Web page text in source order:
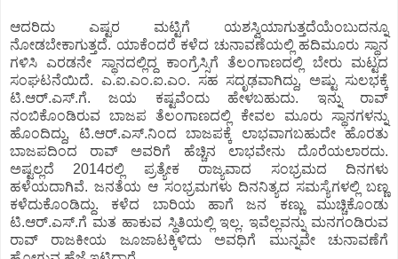
ಆದರಿದು ಎಷ್ಟರ ಮಟ್ಟಿಗೆ ಯಶಸ್ವಿಯಾಗುತ್ತದೆಯೆಂಬುದನ್ನೂ
ನೋಡಬೇಕಾಗುತ್ತದೆ. ಯಾಕೆಂದರೆ ಕಳೆದ ಚುನಾವಣೆಯಲ್ಲಿ ಹದಿಮೂರು ಸ್ಥಾನ
ಗಳಿಸಿ ಎರಡನೇ ಸ್ಥಾನದಲ್ಲಿದ್ದ ಕಾಂಗ್ರೆಸ್ಸಿಗೆ ತೆಲಂಗಾಣದಲ್ಲಿ ಬೇರು ಮಟ್ಟದ
ಸಂಘಟನೆಯಿದೆ. ಎ.ಐ.ಎಂ.ಐ.ಎಂ. ಸಹ ಸದೃಢವಾಗಿದ್ದು, ಅಷ್ಟು ಸುಲಭಕ್ಕೆ
ಟಿ.ಆರ್.ಎಸ್.ಗೆ. ಜಯ ಕಷ್ಟವೆಂದು ಹೇಳಬಹುದು. ಇನ್ನು ರಾವ್
ನಂಬಿಕೊಂಡಿರುವ ಬಾಜಪ ತೆಲಂಗಾಣದಲ್ಲಿ ಕೇವಲ ಮೂರು ಸ್ಥಾನಗಳನ್ನು
ಹೊಂದಿದ್ದು, ಟಿ.ಆರ್.ಎಸ್.ನಿಂದ ಬಾಜಪಕ್ಕೆ ಲಾಭವಾಗಬಹುದೇ ಹೊರತು
ಬಾಜಪದಿಂದ ರಾವ್ ಅವರಿಗೆ ಹೆಚ್ಚಿನ ಲಾಭವೇನು ದೊರೆಯಲಾರದು.
ಅಷ್ಟಲ್ಲದೆ 2014ರಲ್ಲಿ ಪ್ರತ್ಯೇಕ ರಾಜ್ಯವಾದ ಸಂಭ್ರಮದ ದಿನಗಳು
ಹಳೆಯದಾಗಿವೆ. ಜನತೆಯ ಆ ಸಂಭ್ರಮಗಳು ದಿನನಿತ್ಯದ ಸಮಸ್ಯೆಗಳಲ್ಲಿ ಬಣ್ಣ
ಕಳೆದುಕೊಂಡಿದ್ದು. ಕಳೆದ ಬಾರಿಯ ಹಾಗೆ ಜನ ಕಣ್ಣು ಮುಚ್ಚಿಕೊಂಡು
ಟಿ.ಆರ್.ಎಸ್.ಗೆ ಮತ ಹಾಕುವ ಸ್ಥಿತಿಯಲ್ಲಿ ಇಲ್ಲ. ಇವೆಲ್ಲವನ್ನು ಮನಗಂಡಿರುವ
ರಾವ್ ರಾಜಕೀಯ ಜೂಜಾಟಕ್ಕಿಳಿದು ಅವಧಿಗೆ ಮುನ್ನವೇ ಚುನಾವಣೆಗೆ